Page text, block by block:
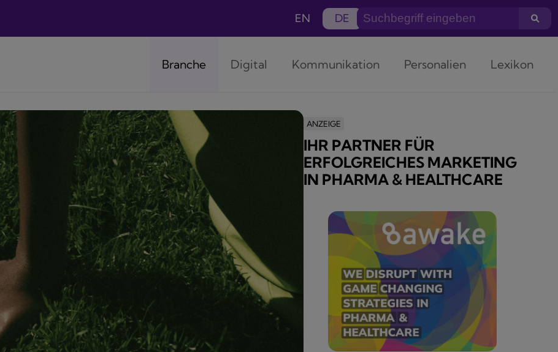
EN DE
Branche Digital Kommunikation Personalien Lexikon
ANZEIGE
IHR PARTNER FÜR
ERFOLGREICHES MARKETING
IN PHARMA & HEALTHCARE